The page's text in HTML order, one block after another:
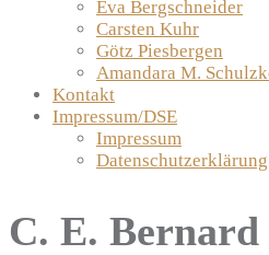
Eva Bergschneider
Carsten Kuhr
Götz Piesbergen
Amandara M.
Kontakt
Impressum/DSE
Impressum
Datenschutzerklärung
C. E. Bernard